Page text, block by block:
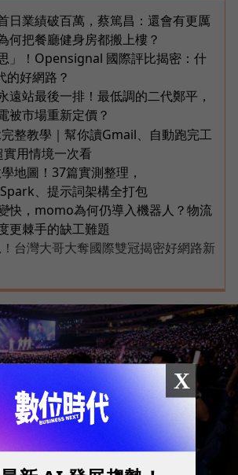
日業績破百萬，蔡篤昌：還會有更厲
何把餐廳健身房都搬上樓？
」！Opensignal 國際評比揭密：什
的好網路？
遠站最後一排！最低調的二代鄭平，
被市場重新定價？
整教學｜幫你讀Gmail、自動跑完工
用情境一次看
地圖！37篇實測整理，
、提示詞架構全打包
快，momo為何仍導入機器人？物流
更棘手的缺工難題
台灣大哥大奪國際雙冠揭密好網路新
X